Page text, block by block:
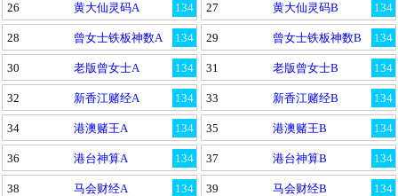
134
26 黄大仙灵码A 134
27 黄大仙灵码B
134
28 曾女士铁板神数A 134
29 曾女士铁板神数B
134
30 老版曾女士A 134
31 老版曾女士B
134
32 新香江赌经A 134
33 新香江赌经B
134
34 港澳赌王A 134
35 港澳赌王B
134
36 港台神算A 134
37 港台神算B
134
38 马会财经A 134
39 马会财经B